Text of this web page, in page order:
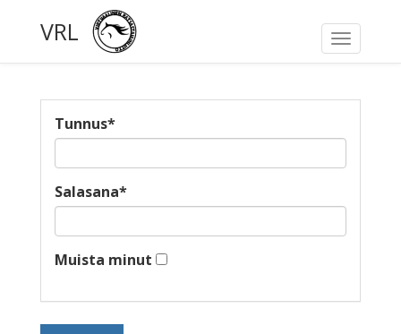
Toggle
VRL
Tunnus*
Salasana*
Muista minut